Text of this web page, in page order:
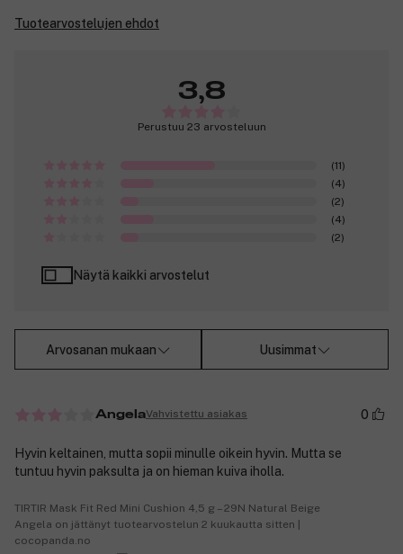
Tuotearvostelujen ehdot
3,8
Perustuu 23 arvosteluun
(11)
(4)
(2)
(4)
(2)
Näytä kaikki arvostelut
Arvosanan mukaan Uusimmat
AngelaVahvistettu asiakas 0
Hyvin keltainen, mutta sopii minulle oikein hyvin. Mutta se
tuntuu hyvin paksulta ja on hieman kuiva iholla.
TIRTIR Mask Fit Red Mini Cushion 4,5 g – 29N Natural Beige
Angela on jättänyt tuotearvostelun 2 kuukautta sitten |
cocopanda.no